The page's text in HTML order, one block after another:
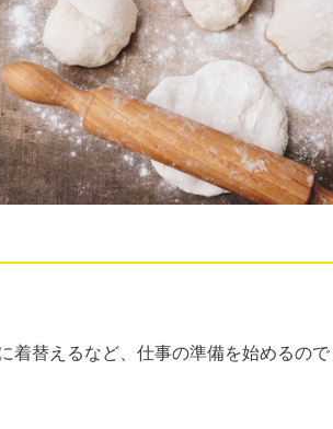
着替えるなど、仕事の準備を始めるので